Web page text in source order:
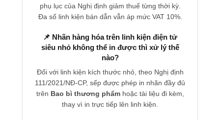
phụ lục của Nghị định giảm thuế từng thời kỳ.
Đa số linh kiện bán dẫn vẫn áp mức VAT 10%.
📌 Nhãn hàng hóa trên linh kiện điện tử
siêu nhỏ không thể in được thì xử lý thế
nào?
Đối với linh kiện kích thước nhỏ, theo Nghị định
111/2021/NĐ-CP, sếp được phép in nhãn đầy đủ
trên Bao bì thương phẩmhoặc tài liệu đi kèm,
thay vì in trực tiếp lên linh kiện.